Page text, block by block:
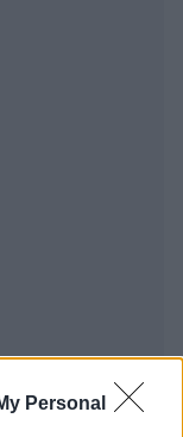
Personal
Πειραιά ο